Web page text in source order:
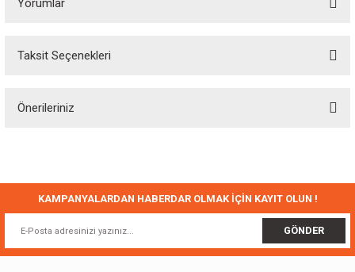
Yorumlar
Taksit Seçenekleri
Önerileriniz
Ürün resmi kalitesiz, bozuk veya görüntülenemiyor.
KAMPANYALARDAN HABERDAR OLMAK İÇİN KAYIT OLUN !
GÖNDER